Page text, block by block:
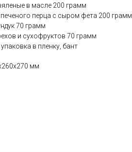
в масле 200 грамм
печеного перца с сыром фета 200 грамм
70 грамм
и сухофруктов 70 грамм
в пленку, бант
мм